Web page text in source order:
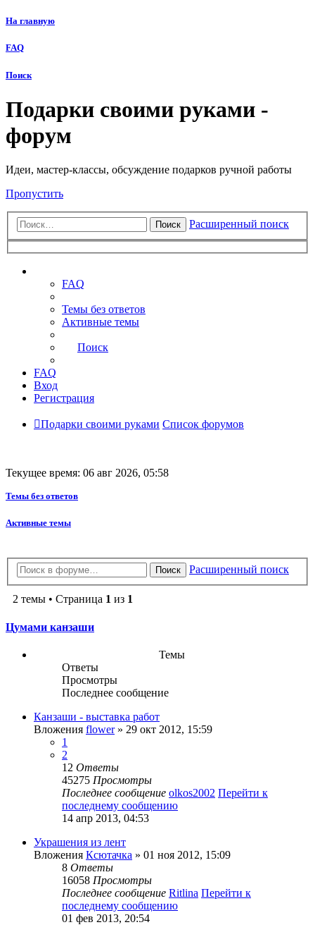
На главную
FAQ
Поиск
Подарки своими руками -
форум
Идеи, мастер-классы, обсуждение подарков ручной работы
Пропустить
Поиск Расширенный поиск
FAQ
Темы без ответов
Активные темы
Поиск
FAQ
Вход
Регистрация
Подарки своими руками Список форумов
Текущее время: 06 авг 2026, 05:58
Темы без ответов
Активные темы
Поиск Расширенный поиск
2 темы • Страница 1 из 1
Цумами канзаши
Темы
Ответы
Просмотры
Последнее сообщение
Канзаши - выставка работ
Вложения flower» 29 окт 2012, 15:59
1
2
12 Ответы
45275 Просмотры
Последнее сообщение olkos2002 Перейти к
последнему сообщению
14 апр 2013, 04:53
Украшения из лент
Вложения Ксютачка » 01 ноя 2012, 15:09
8 Ответы
16058 Просмотры
Последнее сообщение Ritlina Перейти к
последнему сообщению
01 фев 2013, 20:54